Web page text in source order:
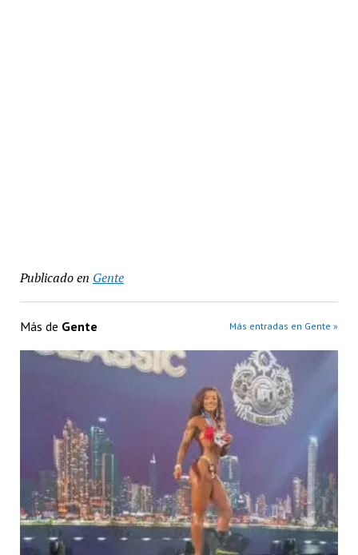
Publicado en Gente
Más de Gente Más entradas en Gente »